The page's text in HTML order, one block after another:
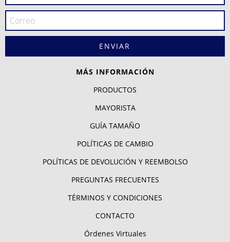
MÁS INFORMACIÓN
PRODUCTOS
MAYORISTA
GUÍA TAMAÑO
POLÍTICAS DE CAMBIO
POLÍTICAS DE DEVOLUCIÓN Y REEMBOLSO
PREGUNTAS FRECUENTES
TÉRMINOS Y CONDICIONES
CONTACTO
Órdenes Virtuales